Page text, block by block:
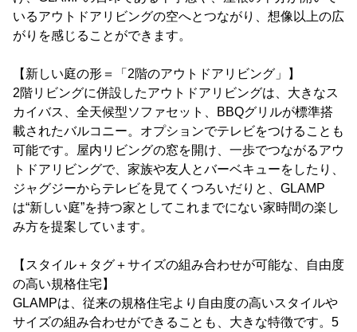
いるアウトドアリビングの空へとつながり、想像以上の広
がりを感じることができます。
【新しい庭の形＝「2階のアウトドアリビング」】
2階リビングに併設したアウトドアリビングは、大きなス
カイバス、全天候型ソファセット、BBQグリルが標準搭
載されたバルコニー。オプションでテレビをつけることも
可能です。屋内リビングの窓を開け、一歩でつながるアウ
トドアリビングで、家族や友人とバーベキューをしたり、
ジャグジーからテレビを見てくつろいだりと、GLAMP
は“新しい庭”を持つ家としてこれまでにない家時間の楽し
み方を提案しています。
【スタイル＋タグ＋サイズの組み合わせが可能な、自由度
の高い規格住宅】
GLAMPは、従来の規格住宅より自由度の高いスタイルや
サイズの組み合わせができることも、大きな特徴です。5